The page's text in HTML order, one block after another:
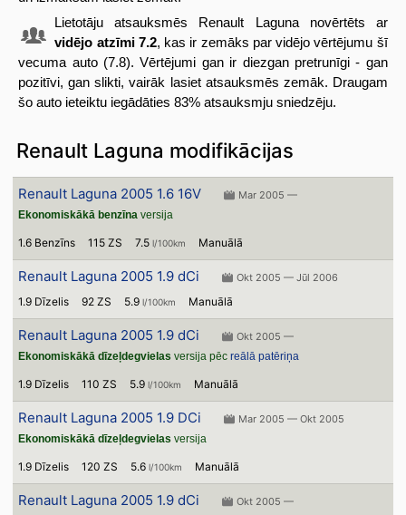
Lietotāju atsauksmēs Renault Laguna novērtēts ar
vidējo atzīmi 7.2, kas ir zemāks par vidējo vērtējumu šī
vecuma auto (7.8). Vērtējumi gan ir diezgan pretrunīgi - gan
pozitīvi, gan slikti, vairāk lasiet atsauksmēs zemāk. Draugam
šo auto ieteiktu iegādāties 83% atsauksmju sniedzēju.
Renault Laguna modifikācijas
Renault Laguna 2005 1.6 16V
Mar 2005 —
Ekonomiskākā benzīna versija
1.6 Benzīns 115 ZS 7.5l/100km Manuālā
Renault Laguna 2005 1.9 dCi Okt 2005 — Jūl 2006
1.9 Dīzelis 92 ZS 5.9l/100km Manuālā
Renault Laguna 2005 1.9 dCi
Okt 2005 —
Ekonomiskākā dīzeļdegvielas versija pēcreālā patēriņa
1.9 Dīzelis 110 ZS 5.9l/100km Manuālā
Renault Laguna 2005 1.9 DCi
Mar 2005 — Okt 2005
Ekonomiskākā dīzeļdegvielas versija
1.9 Dīzelis 120 ZS 5.6l/100km Manuālā
Renault Laguna 2005 1.9 dCi Okt 2005 —